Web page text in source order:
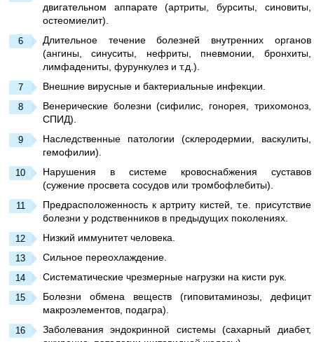
двигательном аппарате (артриты, бурситы, синовиты,
остеомиелит).
Длительное течение болезней внутренних органов
(ангины, синуситы, нефриты, пневмонии, бронхиты,
лимфадениты, фурункулез и т.д.).
Внешние вирусные и бактериальные инфекции.
Венерические болезни (сифилис, гонорея, трихомоноз,
СПИД).
Наследственные патологии (склеродермии, васкулиты,
гемофилии).
Нарушения в системе кровоснабжения суставов
(сужение просвета сосудов или тромбофлебиты).
Предрасположенность к артриту кистей, т.е. присутствие
болезни у родственников в предыдущих поколениях.
Низкий иммунитет человека.
Сильное переохлаждение.
Систематические чрезмерные нагрузки на кисти рук.
Болезни обмена веществ (гиповитаминозы, дефицит
макроэлементов, подагра).
Заболевания эндокринной системы (сахарный диабет,